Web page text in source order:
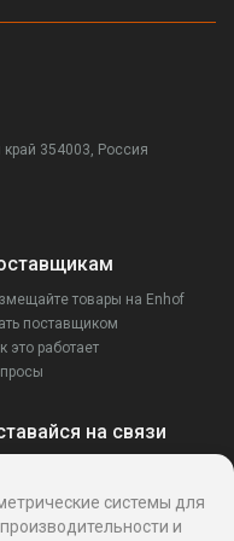
354003, Россия
товары на Enhof
поставщиком
это работает
на связи
системы для
и